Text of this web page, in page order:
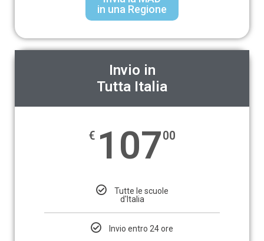
in una Regione
Invio in
Tutta Italia
€ 10700
Tutte le scuole
d'Italia
Invio entro 24 ore